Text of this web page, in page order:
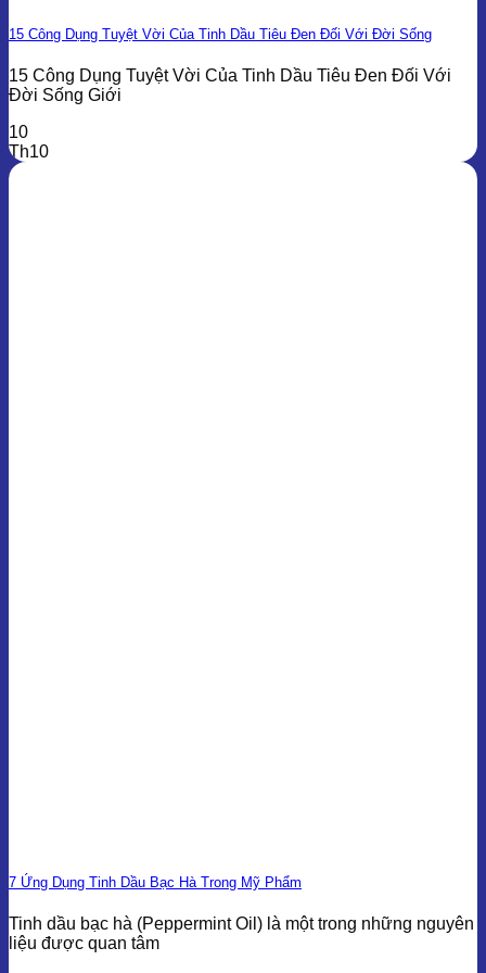
15 Công Dụng Tuyệt Vời Của Tinh Dầu Tiêu Đen Đối Với Đời Sống
15 Công Dụng Tuyệt Vời Của Tinh Dầu Tiêu Đen Đối Với
Đời Sống Giới
10
Th10
7 Ứng Dụng Tinh Dầu Bạc Hà Trong Mỹ Phẩm
Tinh dầu bạc hà (Peppermint Oil) là một trong những nguyên
liệu được quan tâm